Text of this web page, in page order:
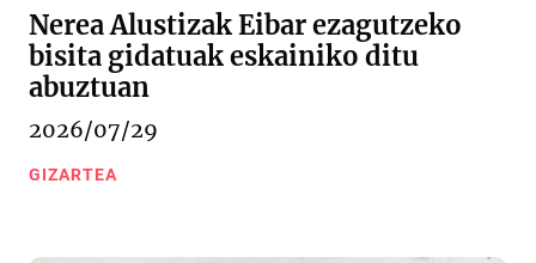
Nerea Alustizak Eibar ezagutzeko
bisita gidatuak eskainiko ditu
abuztuan
2026/07/29
GIZARTEA